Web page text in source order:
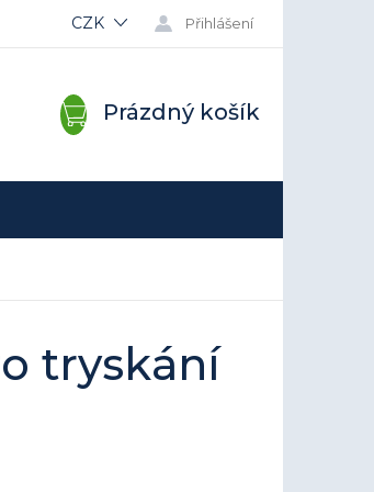
CZK Přihlášení
NÁKUPNÍ
Prázdný košík
tryskání